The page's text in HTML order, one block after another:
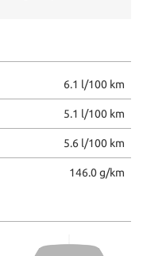
6.1 l/100 km
5.1 l/100 km
5.6 l/100 km
146.0 g/km